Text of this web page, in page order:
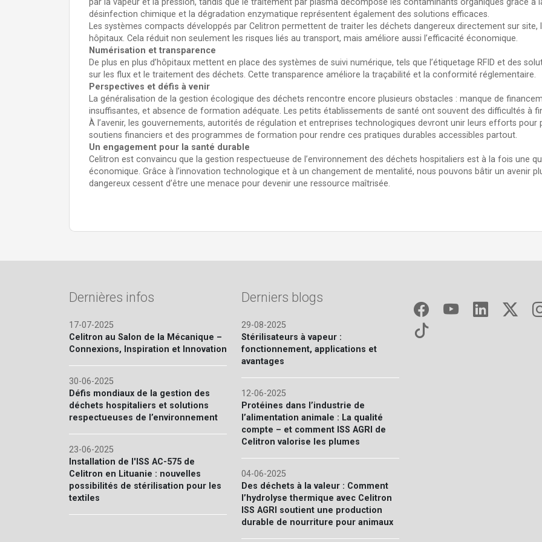
désinfection chimique et la dégradation enzymatique représentent également des solutions efficaces.
Les systèmes compacts développés par Celitron permettent de traiter les déchets dangereux directement sur
hôpitaux. Cela réduit non seulement les risques liés au transport, mais améliore aussi l’efficacité économique.
Numérisation et transparence
De plus en plus d’hôpitaux mettent en place des systèmes de suivi numérique, tels que l’étiquetage RFID et des
sur les flux et le traitement des déchets. Cette transparence améliore la traçabilité et la conformité réglementaire.
Perspectives et défis à venir
La généralisation de la gestion écologique des déchets rencontre encore plusieurs obstacles : manque de
insuffisantes, et absence de formation adéquate. Les petits établissements de santé ont souvent des difficultés à
À l’avenir, les gouvernements, autorités de régulation et entreprises technologiques devront unir leurs efforts
soutiens financiers et des programmes de formation pour rendre ces pratiques durables accessibles partout.
Un engagement pour la santé durable
Celitron est convaincu que la gestion respectueuse de l’environnement des déchets hospitaliers est à la fois une
économique. Grâce à l’innovation technologique et à un changement de mentalité, nous pouvons bâtir un avenir
dangereux cessent d’être une menace pour devenir une ressource maîtrisée.
Dernières infos
17-07-2025
Celitron au Salon de la Mécanique –
Connexions, Inspiration et Innovation
30-06-2025
Défis mondiaux de la gestion des
déchets hospitaliers et solutions
respectueuses de l’environnement
23-06-2025
Installation de l'ISS AC-575 de
Celitron en Lituanie : nouvelles
possibilités de stérilisation pour les
textiles
Derniers blogs
29-08-2025
Stérilisateurs à vapeur :
fonctionnement, applications et
avantages
12-06-2025
Protéines dans l’industrie de
l’alimentation animale : La qualité
compte – et comment ISS AGRI de
Celitron valorise les plumes
04-06-2025
Des déchets à la valeur : Comment
l’hydrolyse thermique avec Celitron
ISS AGRI soutient une production
durable de nourriture pour animaux